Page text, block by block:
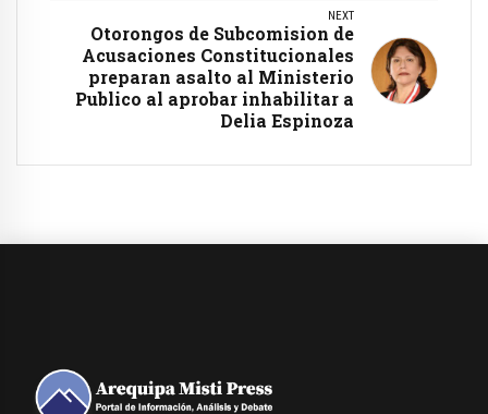
NEXT
Otorongos de Subcomision de
Acusaciones Constitucionales
preparan asalto al Ministerio
Publico al aprobar inhabilitar a
Delia Espinoza